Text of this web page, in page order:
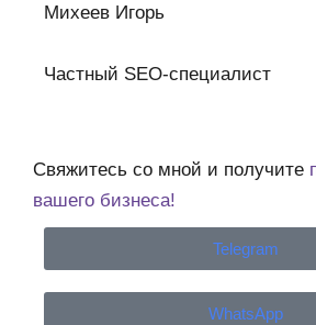
Михеев Игорь
Частный SEO-специалист
Свяжитесь со мной и получите
вашего бизнеса!
Telegram
WhatsApp